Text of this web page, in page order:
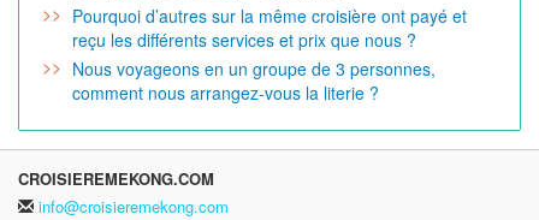
Pourquoi d’autres sur la même croisière ont payé et
reçu les différents services et prix que nous ?
Nous voyageons en un groupe de 3 personnes,
comment nous arrangez-vous la literie ?
CROISIEREMEKONG.COM
info@croisieremekong.com